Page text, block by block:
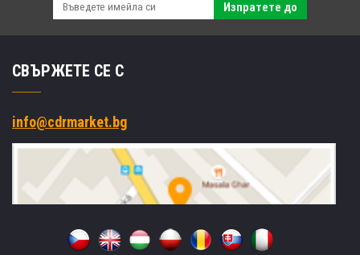
Изпратете до
СВЪРЖЕТЕ СЕ С
info@cdrmarket.bg